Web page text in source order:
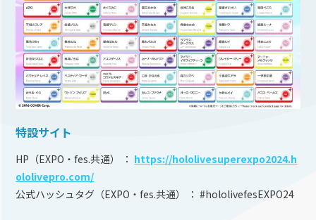
特設サイト
HP（EXPO・fes.共通） ： https://hololivesuperexpo2024.h
ololivepro.com/
公式ハッシュタグ（EXPO・fes.共通） ： #hololivefesEXPO24